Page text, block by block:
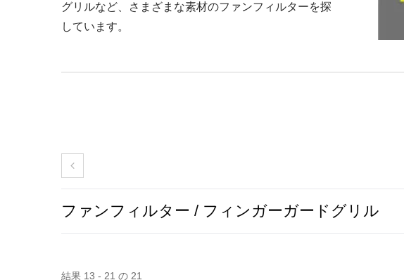
グリルなど、さまざまな素材のファンフィルターを探
しています。
ファンフィルター / フィンガーガードグリル
結果 13 - 21 の 21